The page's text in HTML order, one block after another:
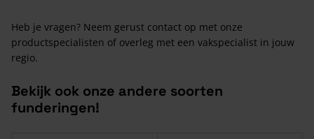
Heb je vragen? Neem gerust contact op met onze
productspecialisten of overleg met een vakspecialist in jouw
regio.
Bekijk ook onze andere soorten
funderingen!